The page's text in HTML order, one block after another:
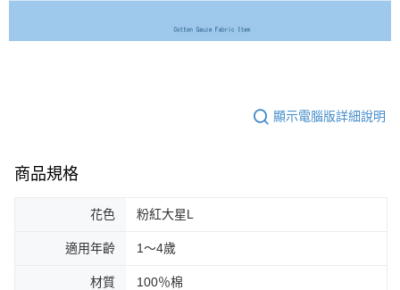
顯示電腦版詳細說明
商品規格
花色 粉紅大星L
適用年齡 1～4歲
材質 100％棉